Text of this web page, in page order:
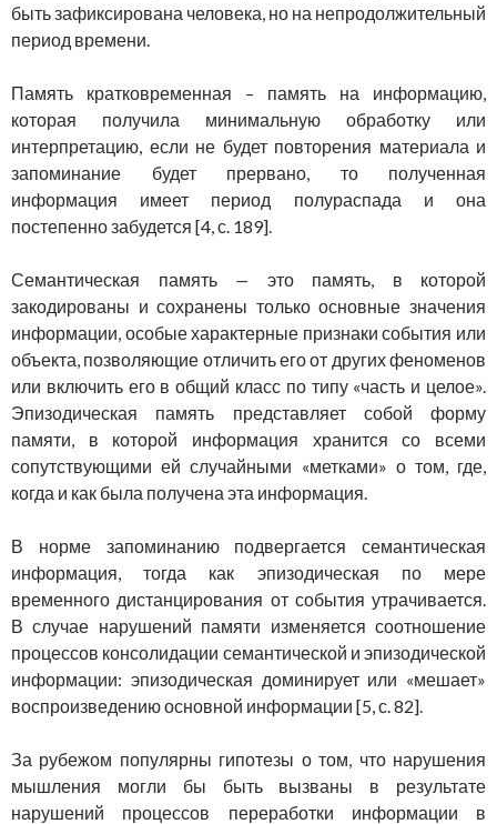
быть зафиксирована человека, но на непродолжительный
период времени.
Память кратковременная – память на информацию,
которая получила минимальную обработку или
интерпретацию, если не будет повторения материала и
запоминание будет прервано, то полученная
информация имеет период полураспада и она
постепенно забудется [4, с. 189].
Семантическая память— это память, в которой
закодированы и сохранены только основные значения
информации, особые характерные признаки события или
объекта, позволяющие отличить его от других феноменов
или включить его в общий класс по типу «часть и целое».
Эпизодическая память представляет собой форму
памяти, в которой информация хранится со всеми
сопутствующими ей случайными «метками» о том, где,
когда и как была получена эта информация.
В норме запоминанию подвергается семантическая
информация, тогда как эпизодическая по мере
временного дистанцирования от события утрачивается.
В случае нарушений памяти изменяется соотношение
процессов консолидации семантической и эпизодической
информации: эпизодическая доминирует или «мешает»
воспроизведению основной информации [5, с. 82].
За рубежом популярны гипотезы о том, что нарушения
мышления могли бы быть вызваны в результате
нарушений процессов переработки информации в